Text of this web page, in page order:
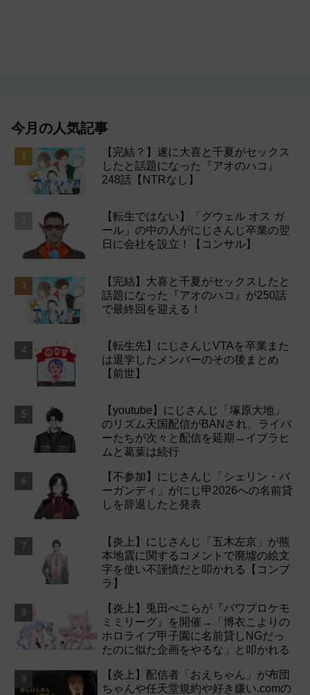
今月の人気記事
【完結？】遂に大喜と千夏がセックス
したと話題になった『アオのハコ』
248話【NTRなし】
【転生ではない】「グウェル オス ガ
ール」の中の人がにじさんじ卒業の翌
日に会社を設立！【コンサル】
【完結】大喜と千夏がセックスしたと
話題になった『アオのハコ』が250話
で最終回を迎える！
【転生先】にじさんじVTAを卒業また
は退学したメンバーのその後まとめ
【前世】
【youtube】にじさんじ「塚原大地」
のリズム天国配信がBANされ、ライバ
ーたちが次々と配信を延期→イブラヒ
ムと葛葉は続行
【不参加】にじさんじ「シェリン・バ
ーガンディ」がにじ甲2026への名前貸
しを辞退したと発表
【炎上】にじさんじ「五木左京」が熊
本地震に関するコメントで廃墟の絵文
字を使い不謹慎だと叩かれる【コンプ
ラ】
【炎上】兎田ぺこらが『パワプロケモ
ミミリーグ』を開催→「博衣こよりの
ホロライブ甲子園に名前貸しNGだっ
たのに似た企画をやるな」と叩かれる
【炎上】配信者「おえちゃん」が布団
ちゃんや任天堂規約や好き嫌い.comの